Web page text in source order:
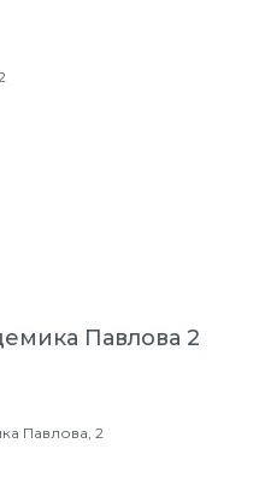
Павлова 2
Павлова, 2